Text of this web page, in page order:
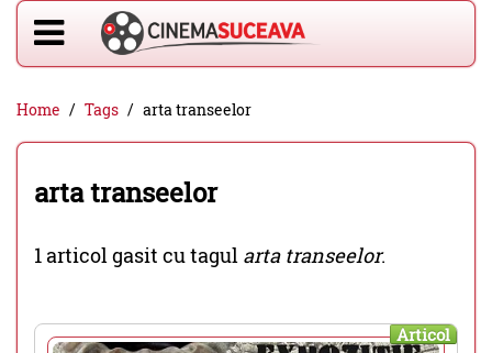
Home Tags arta transeelor
arta transeelor
1 articol gasit cu tagul arta transeelor.
Articol